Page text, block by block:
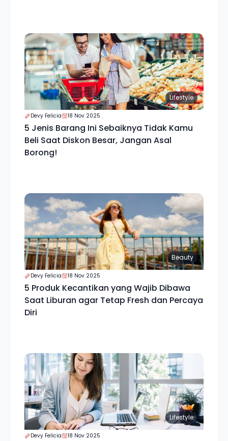
Lifestyle
Devy Felicia 18 Nov 2025
5 Jenis Barang Ini Sebaiknya Tidak Kamu
Beli Saat Diskon Besar, Jangan Asal
Borong!
Beauty
Devy Felicia 18 Nov 2025
5 Produk Kecantikan yang Wajib Dibawa
Saat Liburan agar Tetap Fresh dan Percaya
Diri
Lifestyle
Devy Felicia 18 Nov 2025